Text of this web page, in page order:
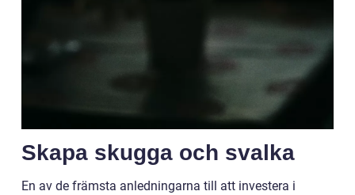
Skapa skugga och svalka
En av de främsta anledningarna till att investera i